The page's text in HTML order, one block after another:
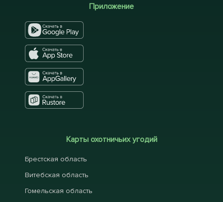
Приложение
Карты охотничьих угодий
Брестская область
Витебская область
Гомельская область